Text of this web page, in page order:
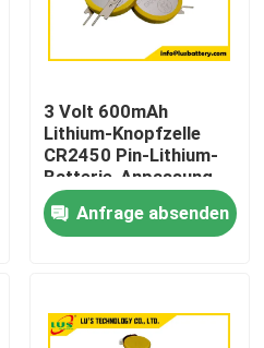
3 Volt 600mAh
Lithium-Knopfzelle
CR2450 Pin-Lithium-
Batterie-Anpassung
Anfrage absenden